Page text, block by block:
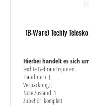
(B-Ware) Techly
Hierbei handelt es sich
leichte Gebrauchspuren.
Handbuch: J
Verpackung: J
Note Zustand: 1
Zubehör: komplett